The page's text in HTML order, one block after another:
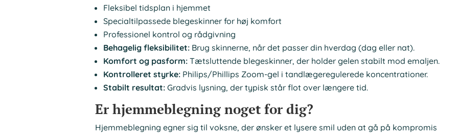
Fleksibel tidsplan i hjemmet
Specialtilpassede blegeskinner for høj komfort
Professionel kontrol og rådgivning
Behagelig fleksibilitet:Brug skinnerne, når det passer din hverdag (dag eller nat).
Komfort og pasform:Tætsluttende blegeskinner, der holder gelen stabilt mod emaljen.
Kontrolleret styrke:Philips/Phillips Zoom-gel i tandlægeregulerede koncentrationer.
Stabilt resultat:Gradvis lysning, der typisk står flot over længere tid.
Er hjemmeblegning noget for dig?
Hjemmeblegning egner sig til voksne, der ønsker et lysere smil uden at gå på kompromis